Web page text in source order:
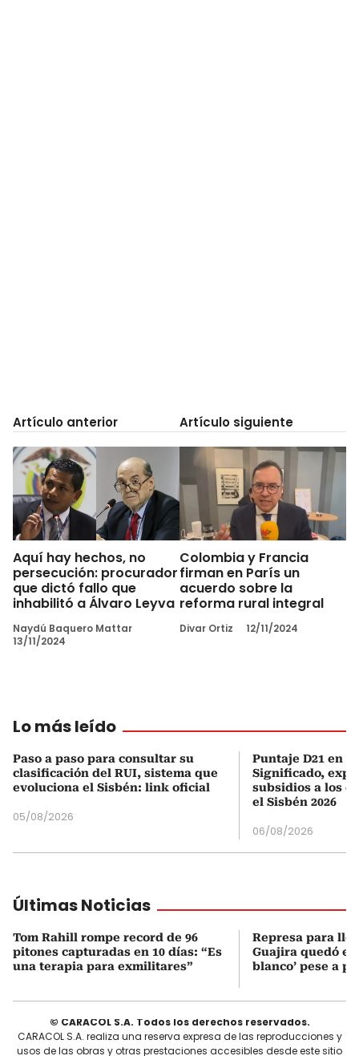
Artículo anterior
Aquí hay hechos, no
persecución: procurador
que dictó fallo que
inhabilitó a Álvaro Leyva
Naydú Baquero Mattar
13/11/2024
Artículo siguiente
Colombia y Francia
firman en París un
acuerdo sobre la
reforma rural integral
Divar Ortiz 12/11/2024
Lo más leído
Paso a paso para consultar su
clasificación del RUI, sistema que
evoluciona el Sisbén: link oficial
05/08/2026
Puntaje D21 en
Significado,
subsidios a los
el Sisbén 2026
06/08/2026
Últimas Noticias
Tom Rahill rompe record de 96
pitones capturadas en 10 días: “Es
una terapia para exmilitares”
Represa para
Guajira quedó en
blanco’ pese a
© CARACOL S.A. Todos los derechos reservados.
CARACOL S.A. realiza una reserva expresa de las reproducciones y
usos de las obras y otras prestaciones accesibles desde este sitio